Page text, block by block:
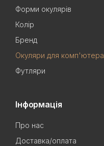
Форми окулярів
Колір
Бренд
Окуляри для комп'ютера
Футляри
Інформація
Про нас
Доставка/оплата